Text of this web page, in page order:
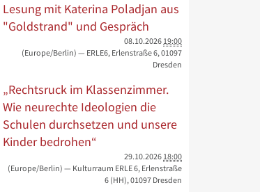
Lesung mit Katerina Poladjan aus
"Goldstrand" und Gespräch
08.10.2026 19:00
(Europe/Berlin) — ERLE6, Erlenstraße 6, 01097
Dresden
„Rechtsruck im Klassenzimmer.
Wie neurechte Ideologien die
Schulen durchsetzen und unsere
Kinder bedrohen“
29.10.2026 18:00
(Europe/Berlin) — Kulturraum ERLE 6, Erlenstraße
6 (HH), 01097 Dresden